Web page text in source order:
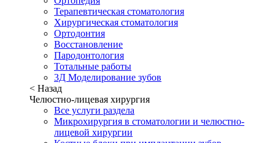
Терапевтическая стоматология
Хирургическая стоматология
Ортодонтия
Восстановление
Пародонтология
Тотальные работы
3Д Моделирование зубов
< Назад
Челюстно-лицевая хирургия
Все услуги раздела
Микрохирургия в стоматологии и челюстно-
лицевой хирургии